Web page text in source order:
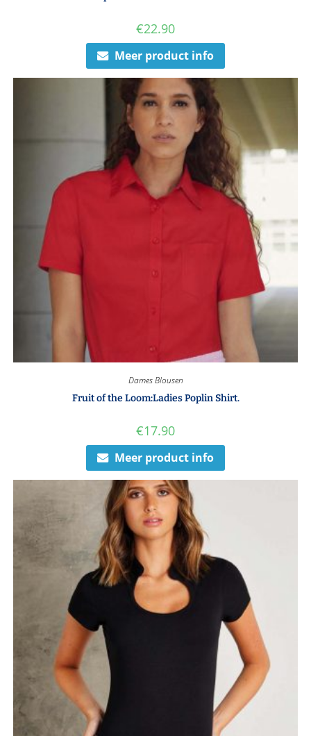
€22.90
Meer product info
Dames Blousen
Fruit of the Loom:Ladies Poplin Shirt.
€17.90
Meer product info